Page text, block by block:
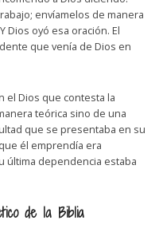
envíamelos de manera
Dios oyó esa oración. El
que venía de Dios en
el Dios que contesta la
teórica sino de una
que se presentaba en su
él emprendía era
última dependencia estaba
de la Biblia